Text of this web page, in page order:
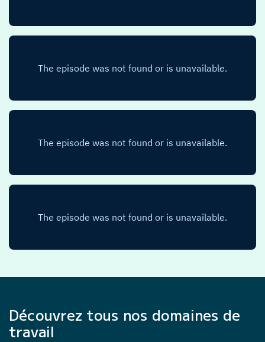
Découvrez tous nos domaines de
travail